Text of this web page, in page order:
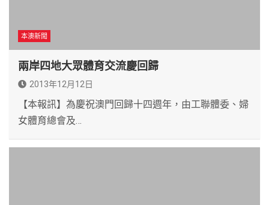
本澳新聞
兩岸四地大眾體育交流慶回歸
2013年12月12日
【本報訊】為慶祝澳門回歸十四週年，由工聯體委、婦
女體育總會及…